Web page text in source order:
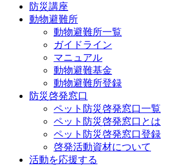
防災講座
動物避難所
動物避難所一覧
ガイドライン
マニュアル
動物避難基金
動物避難所登録
防災啓発窓口
ペット防災啓発窓口一覧
ペット防災啓発窓口とは
ペット防災啓発窓口登録
啓発活動資材について
活動を応援する